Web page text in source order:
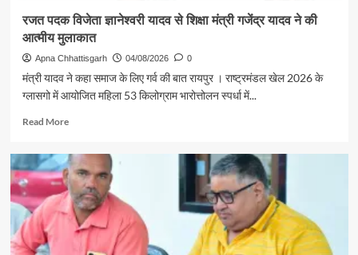
श्रद्धालु
भारत
गौरव
से
रामलला
के
दर्शन
के
लिए
रवाना
रजत पदक विजेता ज्ञानेश्वरी यादव से शिक्षा मंत्री गजेंद्र यादव ने की
आत्मीय मुलाकात
Apna Chhattisgarh 04/08/2026 0
मंत्री यादव ने कहा समाज के लिए गर्व की बात रायपुर । राष्ट्रमंडल खेल 2026 के
ग्लासगो में आयोजित महिला 53 किलोग्राम भारोत्तोलन स्पर्धा में...
Read MoreRead
रजत
पदक
विजेता
ज्ञानेश्वरी
यादव